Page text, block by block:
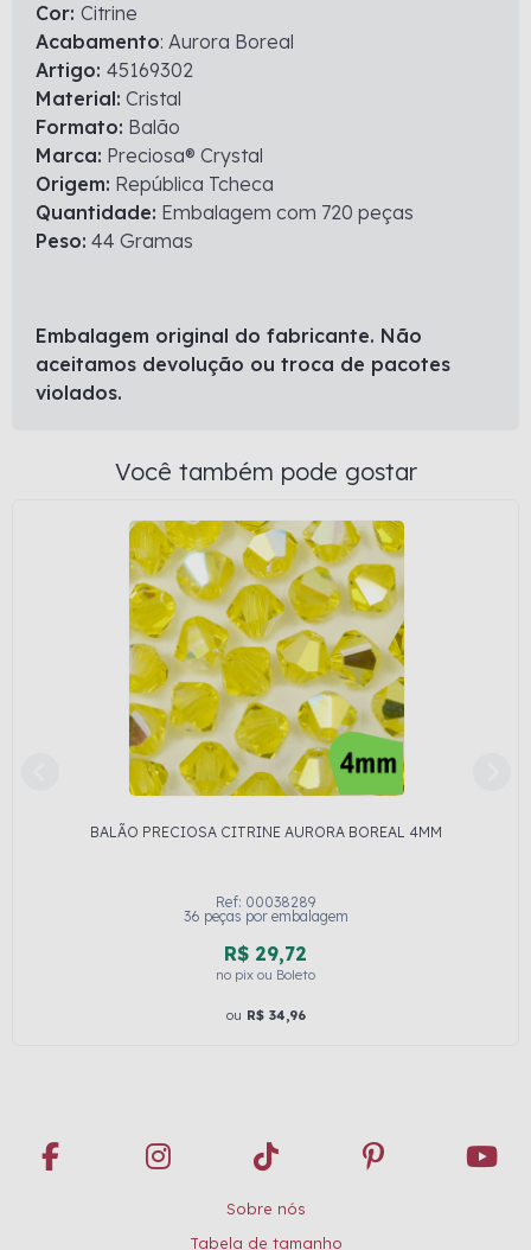
Cor: Citrine
Acabamento: Aurora Boreal
Artigo: 45169302
Material: Cristal
Formato: Balão
Marca: Preciosa® Crystal
Origem: República Tcheca
Quantidade: Embalagem com 720 peças
Peso: 44 Gramas
Embalagem original do fabricante. Não
aceitamos devolução ou troca de pacotes
violados.
Você também pode gostar
BALÃO PRECIOSA CITRINE AURORA BOREAL 4MM
Ref: 00038289
36 peças por embalagem
R$ 29,72
no pix ou Boleto
ou R$ 34,96
Sobre nós
Tabela de tamanho